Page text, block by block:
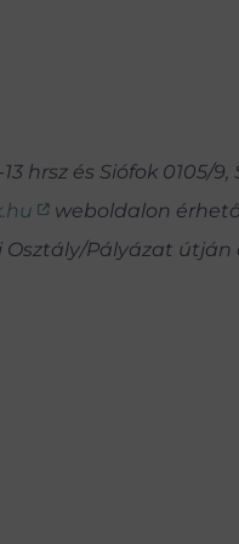
hrsz és Siófok 0105/
weboldalon
Osztály/Pályázat